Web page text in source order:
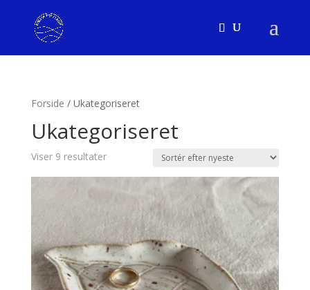
Forside / Ukategoriseret
Ukategoriseret
Viser 9 resultaterSorteret